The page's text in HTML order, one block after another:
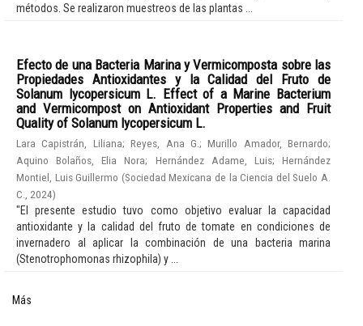
métodos. Se realizaron muestreos de las plantas ...
Efecto de una Bacteria Marina y Vermicomposta sobre las
Propiedades Antioxidantes y la Calidad del Fruto de
Solanum lycopersicum L. Effect of a Marine Bacterium
and Vermicompost on Antioxidant Properties and Fruit
Quality of Solanum lycopersicum L.
Lara Capistrán, Liliana;Reyes, Ana G. ;Murillo Amador, Bernardo;
Aquino Bolaños, Elia Nora; Hernández Adame, Luis;Hernández
Montiel, Luis Guillermo (Sociedad Mexicana de la Ciencia del Suelo A.
C.
2024)
"El presente estudio tuvo como objetivo evaluar la capacidad
antioxidante y la calidad del fruto de tomate en condiciones de
invernadero al aplicar la combinación de una bacteria marina
(Stenotrophomonas rhizophila) y ...
Más